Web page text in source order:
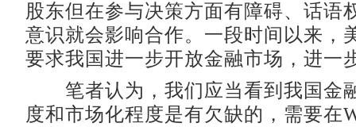
股东但在参与决策方面有障碍、话语
意识就会影响合作。一段时间以来，
要求我国进一步开放金融市场，进一
笔者认为，我们应当看到我国金
度和市场化程度是有欠缺的，需要在